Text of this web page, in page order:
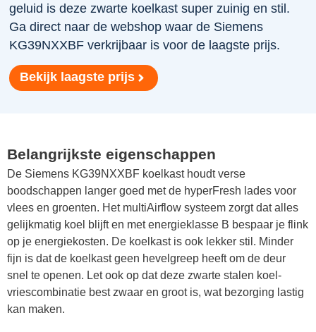
geluid is deze zwarte koelkast super zuinig en stil.
Ga direct naar de webshop waar de Siemens
KG39NXXBF verkrijbaar is voor de laagste prijs.
Bekijk laagste prijs
Belangrijkste eigenschappen
De Siemens KG39NXXBF koelkast houdt verse
boodschappen langer goed met de hyperFresh lades voor
vlees en groenten. Het multiAirflow systeem zorgt dat alles
gelijkmatig koel blijft en met energieklasse B bespaar je flink
op je energiekosten. De koelkast is ook lekker stil. Minder
fijn is dat de koelkast geen hevelgreep heeft om de deur
snel te openen. Let ook op dat deze zwarte stalen koel-
vriescombinatie best zwaar en groot is, wat bezorging lastig
kan maken.